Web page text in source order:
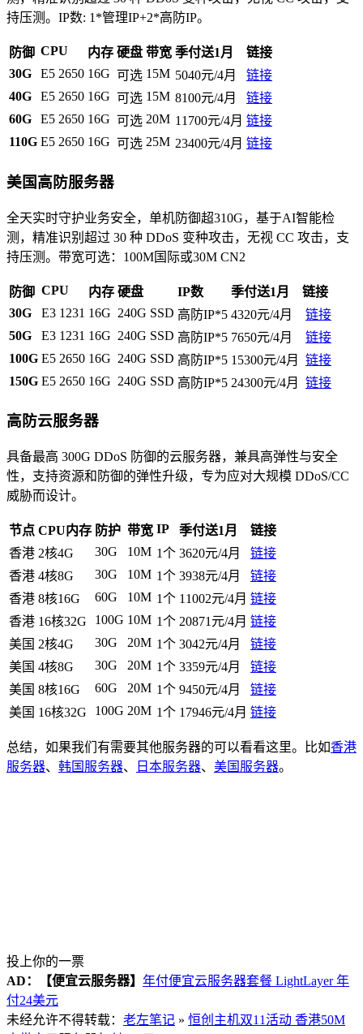
持压测。IP数: 1*管理IP+2*高防IP。
防御 CPU 内存 硬盘 带宽 季付送1月
链接
30G
E5 2650 16G 可选 15M 5040元/4月
链接
40G
E5 2650 16G 可选 15M 8100元/4月
链接
60G
E5 2650 16G 可选 20M 11700元/4月 链接
110G E5 2650 16G 可选 25M 23400元/4月 链接
美国高防服务器
全天实时守护业务安全，单机防御超310G，基于AI智能检
测，精准识别超过 30 种 DDoS 变种攻击，无视 CC 攻击，支
持压测。带宽可选：100M国际或30M CN2
防御 CPU 内存 硬盘 IP数 季付送1月
链接
30G
E3 1231 16G 240G SSD 高防IP*5 4320元/4月
链接
50G
E3 1231 16G 240G SSD 高防IP*5 7650元/4月
链接
100G E5 2650 16G 240G SSD 高防IP*5 15300元/4月
链接
150G E5 2650 16G 240G SSD 高防IP*5 24300元/4月 链接
高防云服务器
具备最高 300G DDoS 防御的云服务器，兼具高弹性与安全
性，支持资源和防御的弹性升级，专为应对大规模 DDoS/CC
威胁而设计。
节点 CPU内存 防护 带宽 IP 季付送1月
链接
香港 2核4G 30G 10M 1个 3620元/4月
链接
香港 4核8G 30G 10M 1个 3938元/4月
链接
香港 8核16G 60G 10M 1个 11002元/4月 链接
香港 16核32G 100G 10M 1个 20871元/4月 链接
美国 2核4G 30G 20M 1个 3042元/4月
链接
美国 4核8G 30G 20M 1个 3359元/4月
链接
美国 8核16G 60G 20M 1个 9450元/4月
链接
美国 16核32G 100G 20M 1个 17946元/4月 链接
总结，如果我们有需要其他服务器的可以看看这里。比如香港
服务器、 韩国服务器、 日本服务器、 美国服务器。
投上你的一票
AD：
【便宜云服务器】 年付便宜云服务器套餐 LightLayer 年
付24美元
未经允许不得转载： 老左笔记 » 恒创主机双11活动 香港50M